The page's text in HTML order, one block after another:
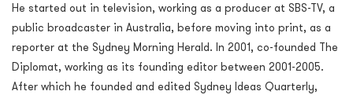
He started out in television, working as a producer at SBS-TV, a
public broadcaster in Australia, before moving into print, as a
reporter at the Sydney Morning Herald. In 2001, co-founded The
Diplomat, working as its founding editor between 2001-2005.
After which he founded and edited Sydney Ideas Quarterly,